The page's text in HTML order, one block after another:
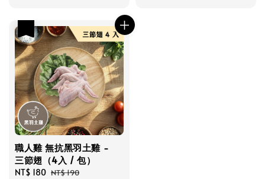
職人雞 無抗黑羽土雞 -
三節翅（4入 / 包）
Sale
NT$ 180 Regular
NT$ 190